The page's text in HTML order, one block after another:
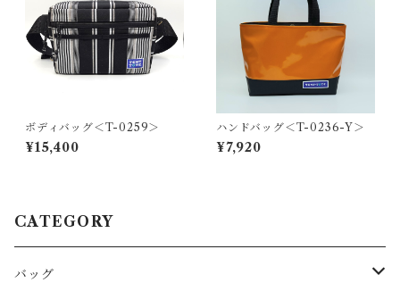
ボディバッグ＜T-0259＞
¥15,400
ハンドバッグ＜T-0236-Y＞
¥7,920
CATEGORY
バッグ